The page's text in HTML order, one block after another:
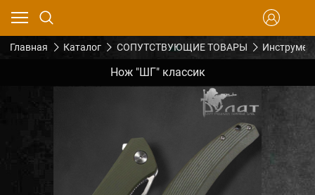
Главная Каталог СОПУТСТВУЮЩИЕ ТОВАРЫ
Нож "ШГ" классик